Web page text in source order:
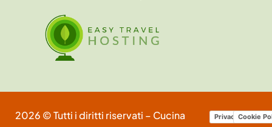
2026 © Tutti i diritti riservati – Cucina
Privacy Policy
Cookie